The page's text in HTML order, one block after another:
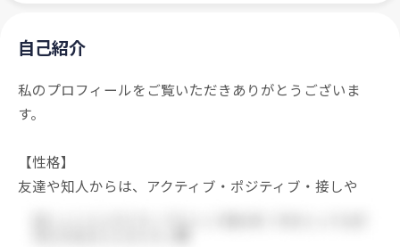
自己紹介
私のプロフィールをご覧いただきありがとうございま
す。
【性格】
友達や知人からは、アクティブ・ポジティブ・接しや